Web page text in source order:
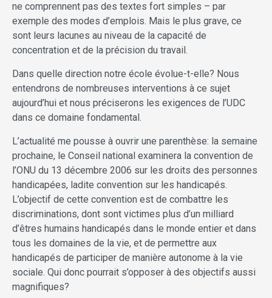
ne comprennent pas des textes fort simples – par
exemple des modes d’emplois. Mais le plus grave, ce
sont leurs lacunes au niveau de la capacité de
concentration et de la précision du travail.
Dans quelle direction notre école évolue-t-elle? Nous
entendrons de nombreuses interventions à ce sujet
aujourd’hui et nous préciserons les exigences de l’UDC
dans ce domaine fondamental.
L’actualité me pousse à ouvrir une parenthèse: la semaine
prochaine, le Conseil national examinera la convention de
l’ONU du 13 décembre 2006 sur les droits des personnes
handicapées, ladite convention sur les handicapés.
L’objectif de cette convention est de combattre les
discriminations, dont sont victimes plus d’un milliard
d’êtres humains handicapés dans le monde entier et dans
tous les domaines de la vie, et de permettre aux
handicapés de participer de manière autonome à la vie
sociale. Qui donc pourrait s’opposer à des objectifs aussi
magnifiques?